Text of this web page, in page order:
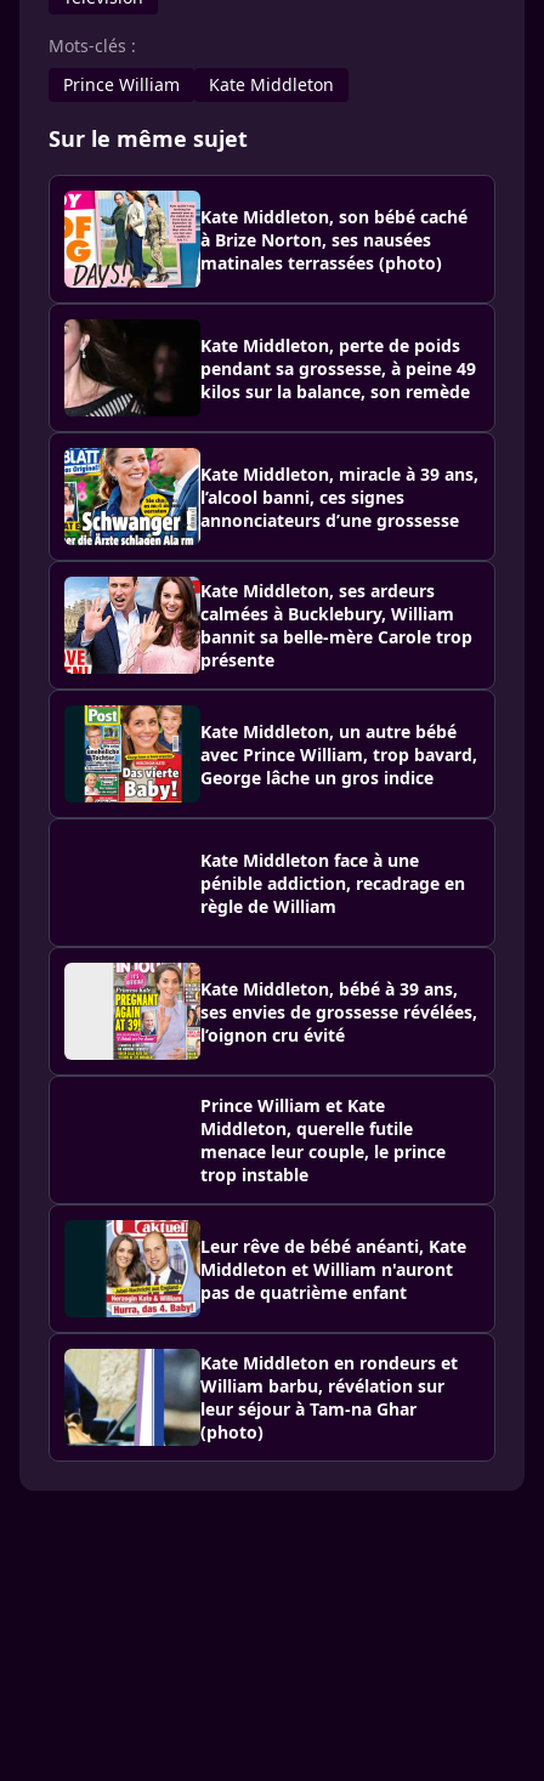
Mots-clés :
Prince William
Kate Middleton
Sur le même sujet
Kate Middleton, son bébé caché
à Brize Norton, ses nausées
matinales terrassées (photo)
Kate Middleton, perte de poids
pendant sa grossesse, à peine 49
kilos sur la balance, son remède
Kate Middleton, miracle à 39 ans,
l’alcool banni, ces signes
annonciateurs d’une grossesse
Kate Middleton, ses ardeurs
calmées à Bucklebury, William
bannit sa belle-mère Carole trop
présente
Kate Middleton, un autre bébé
avec Prince William, trop bavard,
George lâche un gros indice
Kate Middleton face à une
pénible addiction, recadrage en
règle de William
Kate Middleton, bébé à 39 ans,
ses envies de grossesse révélées,
l’oignon cru évité
Prince William et Kate
Middleton, querelle futile
menace leur couple, le prince
trop instable
Leur rêve de bébé anéanti, Kate
Middleton et William n'auront
pas de quatrième enfant
Kate Middleton en rondeurs et
William barbu, révélation sur
leur séjour à Tam-na Ghar
(photo)